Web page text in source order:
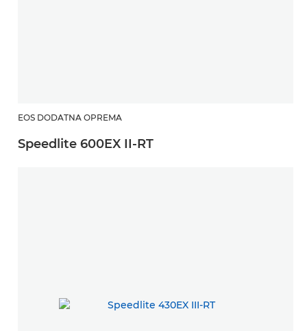
EOS DODATNA OPREMA
Speedlite 600EX II-RT